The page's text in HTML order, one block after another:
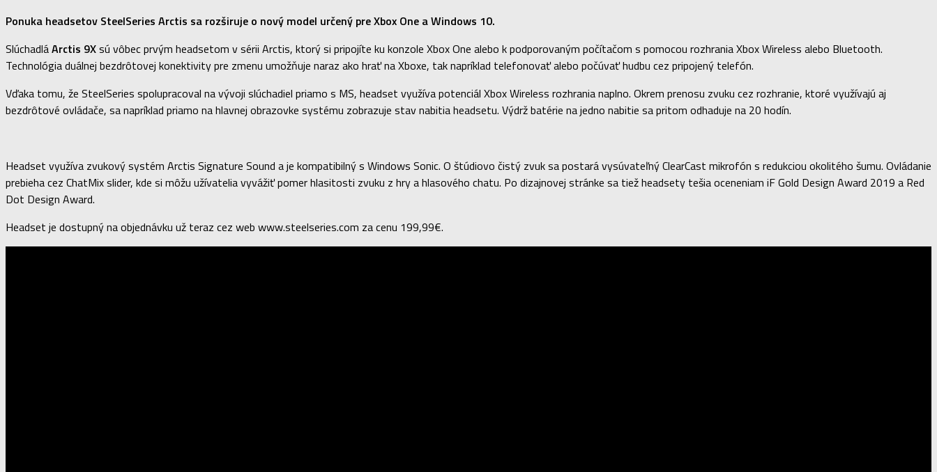
Ponuka headsetov SteelSeries Arctis sa rozširuje o nový model určený pre Xbox One a Windows 10.
SlúchadláArctis 9Xsú vôbec prvým headsetom v sérii Arctis, ktorý si pripojíte ku konzole Xbox One alebo k podporovaným počítačom s pomocou rozhrania Xbox Wireless alebo Bluetooth.
Technológia duálnej bezdrôtovej konektivity pre zmenu umožňuje naraz ako hrať na Xboxe, tak napríklad telefonovať alebo počúvať hudbu cez pripojený telefón.
Vďaka tomu, že SteelSeries spolupracoval na vývoji slúchadiel priamo s MS, headset využíva potenciál Xbox Wireless rozhrania naplno. Okrem prenosu zvuku cez rozhranie, ktoré využívajú aj
bezdrôtové ovládače, sa napríklad priamo na hlavnej obrazovke systému zobrazuje stav nabitia headsetu. Výdrž batérie na jedno nabitie sa pritom odhaduje na 20 hodín.
Headset využíva zvukový systém Arctis Signature Sound a je kompatibilný s Windows Sonic. O štúdiovo čistý zvuk sa postará vysúvateľný ClearCast mikrofón s redukciou okolitého šumu. Ovládanie
prebieha cez ChatMix slider, kde si môžu užívatelia vyvážiť pomer hlasitosti zvuku z hry a hlasového chatu. Po dizajnovej stránke sa tiež headsety tešia oceneniam iF Gold Design Award 2019 a Red
Dot Design Award.
Headset je dostupný na objednávku už teraz cez web www.steelseries.com za cenu 199,99€.